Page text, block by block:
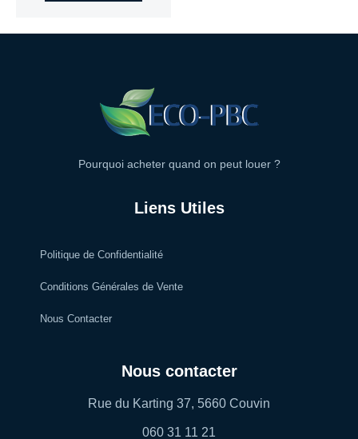
Pourquoi acheter quand on peut louer ?
Liens Utiles
Politique de Confidentialité
Conditions Générales de Vente
Nous Contacter
Nous contacter
Rue du Karting 37, 5660 Couvin
060 31 11 21